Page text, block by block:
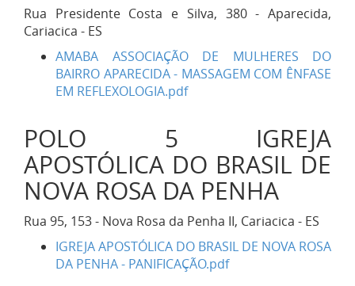
Rua Presidente Costa e Silva, 380 - Aparecida,
Cariacica - ES
AMABA ASSOCIAÇÃO DE MULHERES DO
BAIRRO APARECIDA - MASSAGEM COM ÊNFASE
EM REFLEXOLOGIA.pdf
POLO 5 IGREJA
APOSTÓLICA DO BRASIL DE
NOVA ROSA DA PENHA
Rua 95, 153 - Nova Rosa da Penha II, Cariacica - ES
IGREJA APOSTÓLICA DO BRASIL DE NOVA ROSA
DA PENHA - PANIFICAÇÃO.pdf